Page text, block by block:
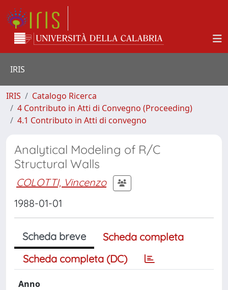
IRIS
IRIS
Catalogo Ricerca
4 Contributo in Atti di Convegno (Proceeding)
4.1 Contributo in Atti di convegno
Analytical Modeling of R/C
Structural Walls
COLOTTI, Vincenzo
1988-01-01
Scheda breve
Scheda completa
Scheda completa (DC)
Anno